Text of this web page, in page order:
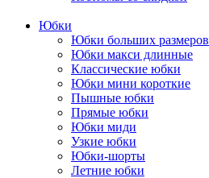
Юбки
Юбки больших размеров
Юбки макси длинные
Классические юбки
Юбки мини короткие
Пышные юбки
Прямые юбки
Юбки миди
Узкие юбки
Юбки-шорты
Летние юбки